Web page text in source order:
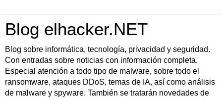
Blog elhacker.NET
Blog sobre informática, tecnología, privacidad y seguridad.
Con entradas sobre noticias con información completa.
Especial atención a todo tipo de malware, sobre todo el
ransomware, ataques DDoS, temas de IA, así como análisis
de malware y spyware. También se tratarán novedades de